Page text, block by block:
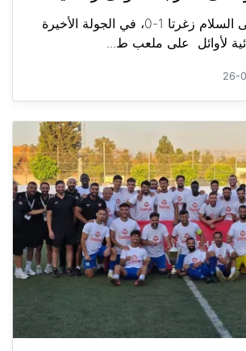
فوز طرابلس على السلام زغرتا 1-0، في الجولة الأخيرة
لأوائل على ملعب ط...
26-